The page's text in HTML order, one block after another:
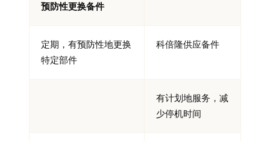
预防性更换备件
定期，有预防性地更换
特定部件
科倍隆供应备件
有计划地服务，减
少停机时间